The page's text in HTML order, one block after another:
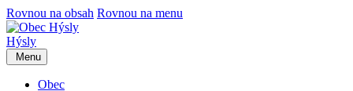
Rovnou na obsah Rovnou na menu
Hýsly
Menu
Obec